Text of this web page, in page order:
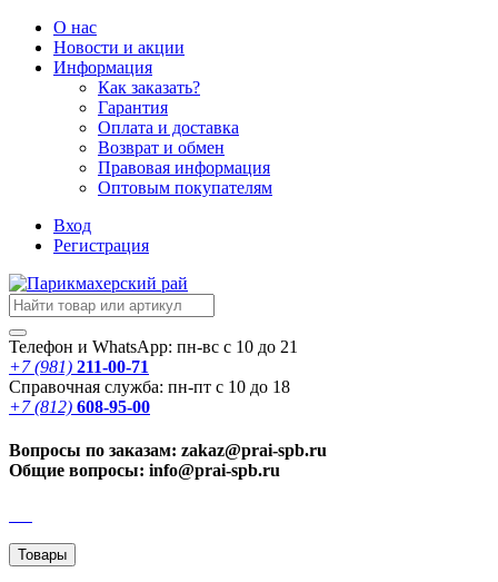
О нас
Новости и акции
Информация
Как заказать?
Гарантия
Оплата и доставка
Возврат и обмен
Правовая информация
Оптовым покупателям
Вход
Регистрация
Телефон и WhatsApp: пн-вс с 10 до 21
+7 (981) 211-00-71
Справочная служба: пн-пт с 10 до 18
+7 (812) 608-95-00
Вопросы по заказам: zakaz@prai-spb.ru
Общие вопросы: info@prai-spb.ru
Товары